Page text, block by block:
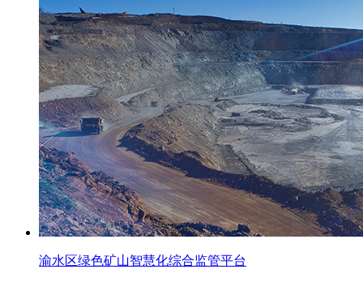
渝水区绿色矿山智慧化综合监管平台